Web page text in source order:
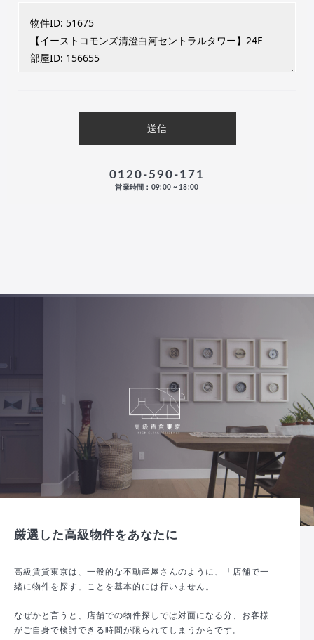
0120-590-171
営業時間：09:00 ~ 18:00
厳選した高級物件をあなたに
高級賃貸東京は、一般的な不動産屋さんのように、「店舗で一
緒に物件を探す」ことを基本的には行いません。
なぜかと言うと、店舗での物件探しでは対面になる分、お客様
がご自身で検討できる時間が限られてしまうからです。